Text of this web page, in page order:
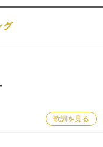
グ
歌詞を見る